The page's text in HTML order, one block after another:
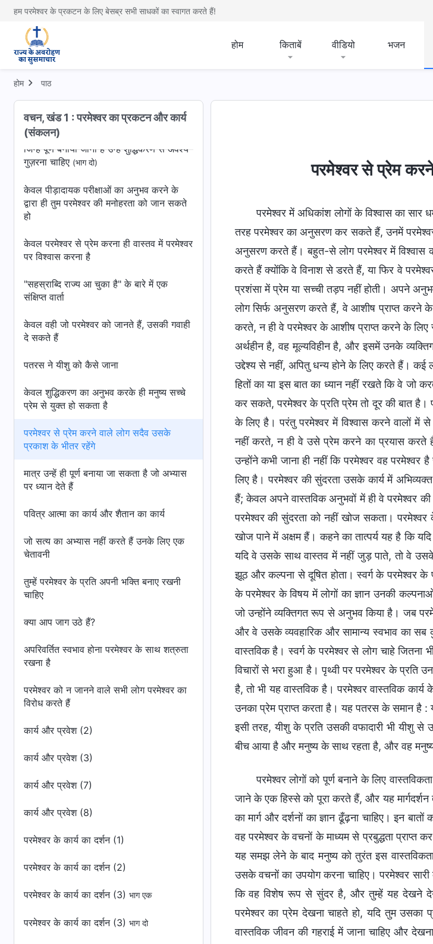
हम परमेश्वर के प्रकटन के लिए बेसब्र सभी साधकों का स्वागत करते हैं!
होम किताबें वीडियो भजन
होम पाठ
वचन, खंड 1 : परमेश्वर का प्रकटन और कार्य
(संकलन)
परमेश्वर के वचन के द्वारा सब कुछ प्राप्त हो जाता
है
जो परमेश्वर से सचमुच प्यार करते हैं, वे वो लोग हैं
जो परमेश्वर की व्यावहारिकता के प्रति पूर्णतः
समर्पित हो सकते हैं
गुज़रना चाहिए(भाग एक)
जिन्हें पूर्ण बनाया जाना है उन्हें शुद्धिकरण से अवश्य
गुज़रना चाहिए (भाग दो)
केवल पीड़ादायक परीक्षाओं का अनुभव करने के
द्वारा ही तुम परमेश्वर की मनोहरता को जान सकते
हो
केवल परमेश्वर से प्रेम करना ही वास्तव में परमेश्वर
पर विश्वास करना है
"सहस्राब्दि राज्य आ चुका है" के बारे में एक
संक्षिप्त वार्ता
केवल वही जो परमेश्वर को जानते हैं, उसकी गवाही
दे सकते हैं
पतरस ने यीशु को कैसे जाना
केवल शुद्धिकरण का अनुभव करके ही मनुष्य सच्चे
प्रेम से युक्त हो सकता है
परमेश्वर से प्रेम करने वाले लोग सदैव उसके
प्रकाश के भीतर रहेंगे
मात्र उन्हें ही पूर्ण बनाया जा सकता है जो अभ्यास
पर ध्यान देते हैं
पवित्र आत्मा का कार्य और शैतान का कार्य
जो सत्य का अभ्यास नहीं करते हैं उनके लिए एक
चेतावनी
तुम्हें परमेश्वर के प्रति अपनी भक्ति बनाए रखनी
चाहिए
क्या आप जाग उठे हैं?
अपरिवर्तित स्वभाव होना परमेश्वर के साथ शत्रुता
रखना है
परमेश्वर को न जानने वाले सभी लोग परमेश्वर का
विरोध करते हैं
कार्य और प्रवेश (2)
कार्य और प्रवेश (3)
कार्य और प्रवेश (7)
कार्य और प्रवेश (8)
परमेश्वर के कार्य का दर्शन (1)
परमेश्वर के कार्य का दर्शन (2)
परमेश्वर के कार्य का दर्शन (3) भाग एक
परमेश्वर के कार्य का दर्शन (3) भाग दो
परमेश्वर से प्रेम
परमेश्वर में अधिकांश लोगों के विश्वास का
तरह परमेश्वर का अनुसरण कर सकते हैं, उनमें
अनुसरण करते हैं। बहुत-से लोग परमेश्वर में
करते हैं क्योंकि वे विनाश से डरते हैं, या फिर वे
प्रशंसा में प्रेम या सच्ची तड़प नहीं होती। अपने
लोग सिर्फ अनुसरण करते हैं, वे आशीष प्राप्त करने
करते, न ही वे परमेश्वर के आशीष प्राप्त करने के लिए
अर्थहीन है, वह मूल्यविहीन है, और इसमें उनके
उद्देश्य से नहीं, अपितु धन्य होने के लिए करते हैं।
हितों का या इस बात का ध्यान नहीं रखते कि वे जो
कर सकते, परमेश्वर के प्रति प्रेम तो दूर की बात है।
के लिए है। परंतु परमेश्वर में विश्वास करने वालों
नहीं करते, न ही वे उसे प्रेम करने का प्रयास करते
उन्होंने कभी जाना ही नहीं कि परमेश्वर वह
लिए है। परमेश्वर की सुंदरता उसके कार्य में
हैं; केवल अपने वास्तविक अनुभवों में ही वे परमेश्वर
परमेश्वर की सुंदरता को नहीं खोज सकता।
खोज पाने में अक्षम हैं। कहने का तात्पर्य यह है कि
यदि वे उसके साथ वास्तव में नहीं जुड़ पाते, तो वे
झूठ और कल्पना से दूषित होता। स्वर्ग के परमेश्वर के
के परमेश्वर के विषय में लोगों का ज्ञान उनकी
जो उन्होंने व्यक्तिगत रूप से अनुभव किया है। जब
और वे उसके व्यवहारिक और सामान्य स्वभाव का सब
वास्तविक है। स्वर्ग के परमेश्वर से लोग चाहे जितना
विचारों से भरा हुआ है। पृथ्वी पर परमेश्वर के प्रति
है, तो भी यह वास्तविक है। परमेश्वर वास्तविक
उनका प्रेम प्राप्त करता है। यह पतरस के समान है :
इसी तरह, यीशु के प्रति उसकी वफादारी भी यीशु
बीच आया है और मनुष्य के साथ रहता है, और वह मनुष्य
परमेश्वर लोगों को पूर्ण बनाने के लिए
जाने के एक हिस्से को पूरा करते हैं, और यह
का मार्ग और दर्शनों का ज्ञान ढूँढ़ना चाहिए। इन
वह परमेश्वर के वचनों के माध्यम से प्रबुद्धता प्राप्त
यह समझ लेने के बाद मनुष्य को तुरंत इस
उसके वचनों का उपयोग करना चाहिए। परमेश्वर सारी
कि वह विशेष रूप से सुंदर है, और तुम्हें यह देखने
परमेश्वर का प्रेम देखना चाहते हो, यदि तुम उसका
वास्तविक जीवन की गहराई में जाना चाहिए और